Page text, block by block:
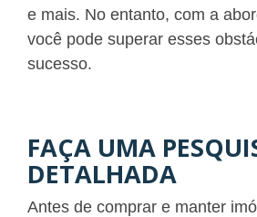
e mais. No entanto, com a
você pode superar esses
sucesso.
FAÇA UMA
DETALHADA
Antes de comprar e manter